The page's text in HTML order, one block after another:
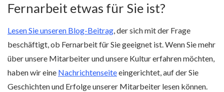
Fernarbeit etwas für Sie ist?
Lesen Sie unseren Blog-Beitrag, der sich mit der Frage
beschäftigt, ob Fernarbeit für Sie geeignet ist. Wenn Sie mehr
über unsere Mitarbeiter und unsere Kultur erfahren möchten,
haben wir eine Nachrichtenseiteeingerichtet, auf der Sie
Geschichten und Erfolge unserer Mitarbeiter lesen können.